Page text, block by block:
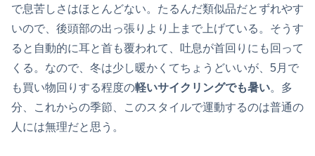
で息苦しさはほとんどない。たるんだ類似品だとずれやす
いので、後頭部の出っ張りより上まで上げている。そうす
ると自動的に耳と首も覆われて、吐息が首回りにも回って
くる。なので、冬は少し暖かくてちょうどいいが、5月で
も買い物回りする程度の軽いサイクリングでも暑い。多
分、これからの季節、このスタイルで運動するのは普通の
人には無理だと思う。